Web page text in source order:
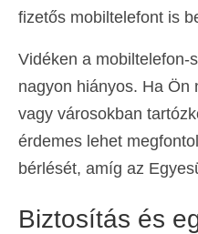
fizetős mobiltelefont is
Vidéken a mobiltelefon-
nagyon hiányos. Ha Ön
vagy városokban
érdemes lehet
bérlését, amíg az
Biztosítás és